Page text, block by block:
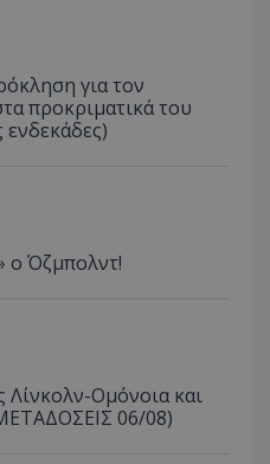
για τον
προκριματικά του
ο Όζμπολντ!
Λίνκολν-Ομόνοια και
06/08)